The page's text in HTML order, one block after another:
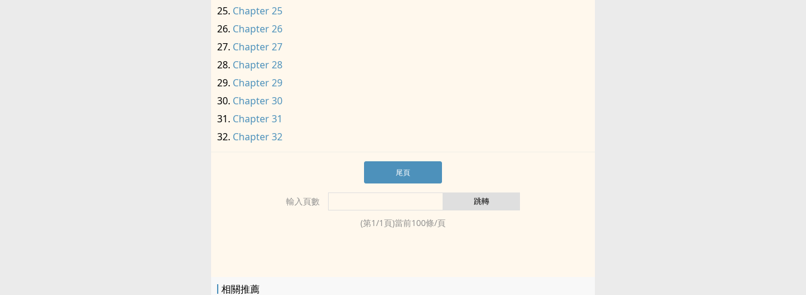
Chapter 25
Chapter 26
Chapter 27
Chapter 28
Chapter 29
Chapter 30
Chapter 31
Chapter 32
尾頁
輸入頁數
(第1/1 頁)當前100條/頁
相關推薦